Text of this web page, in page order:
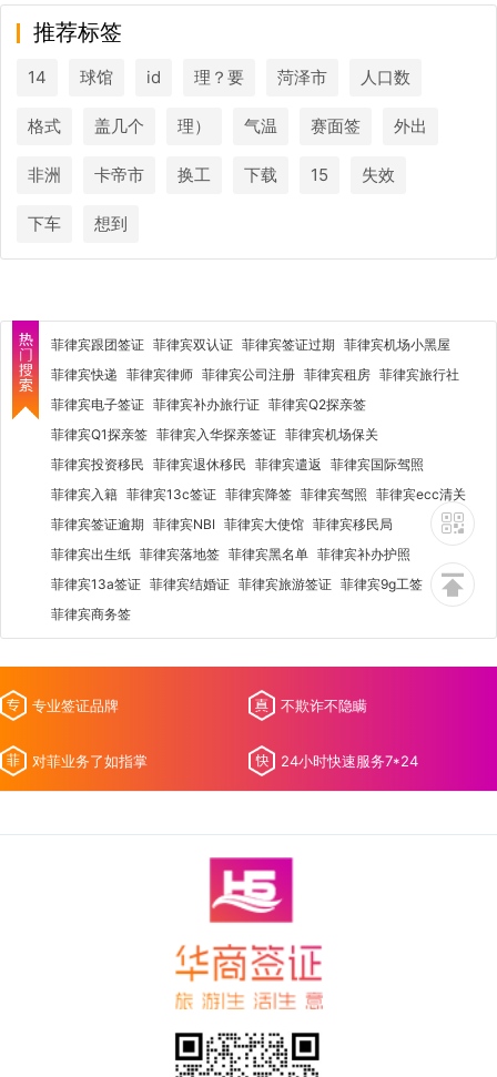
推荐标签
14 球馆 id 理？要 菏泽市 人口数
格式 盖几个 理） 气温 赛面签 外出
非洲 卡帝市 换工 下载 15 失效
下车 想到
菲律宾跟团签证 菲律宾双认证 菲律宾签证过期 菲律宾机场小黑屋
菲律宾快递 菲律宾律师 菲律宾公司注册 菲律宾租房 菲律宾旅行社
菲律宾电子签证 菲律宾补办旅行证 菲律宾Q2探亲签
菲律宾Q1探亲签 菲律宾入华探亲签证 菲律宾机场保关
菲律宾投资移民 菲律宾退休移民 菲律宾遣返 菲律宾国际驾照
菲律宾入籍 菲律宾13c签证 菲律宾降签 菲律宾驾照 菲律宾ecc清关
菲律宾签证逾期 菲律宾NBI 菲律宾大使馆 菲律宾移民局
菲律宾出生纸 菲律宾落地签 菲律宾黑名单 菲律宾补办护照
菲律宾13a签证 菲律宾结婚证 菲律宾旅游签证 菲律宾9g工签
菲律宾商务签
专业签证品牌 不欺诈不隐瞒
对菲业务了如指掌 24小时快速服务7*24